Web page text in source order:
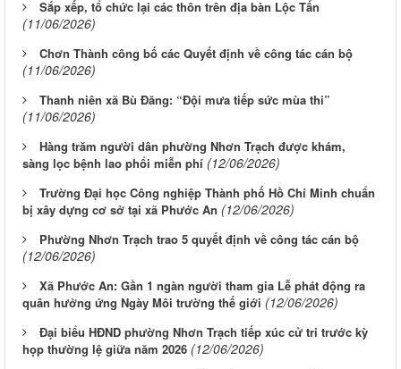
Sắp xếp, tổ chức lại các thôn trên địa bàn Lộc Tấn
(11/06/2026)
Chơn Thành công bố các Quyết định về công tác cán bộ
(11/06/2026)
Thanh niên xã Bù Đăng: “Đội mưa tiếp sức mùa thi”
(11/06/2026)
Hàng trăm người dân phường Nhơn Trạch được khám,
sàng lọc bệnh lao phổi miễn phí (12/06/2026)
Trường Đại học Công nghiệp Thành phố Hồ Chí Minh chuẩn
bị xây dựng cơ sở tại xã Phước An (12/06/2026)
Phường Nhơn Trạch trao 5 quyết định về công tác cán bộ
(12/06/2026)
Xã Phước An: Gần 1 ngàn người tham gia Lễ phát động ra
quân hưởng ứng Ngày Môi trường thế giới (12/06/2026)
Đại biểu HĐND phường Nhơn Trạch tiếp xúc cử tri trước kỳ
họp thường lệ giữa năm 2026 (12/06/2026)